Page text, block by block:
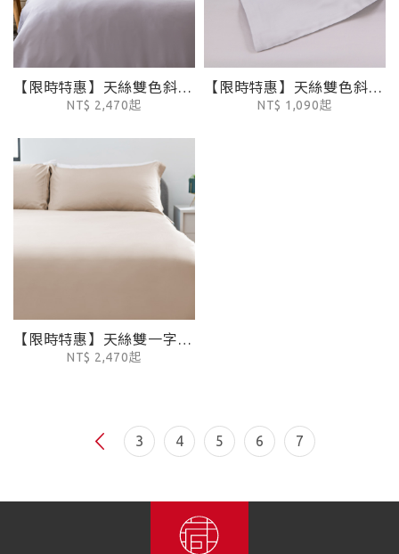
【限時特惠】天絲雙色斜拼接被套- 針葉藍
NT$ 2,470起
【限時特惠】天絲雙色斜拼接枕套2入 (灰/藍)
NT$ 1,090起
【限時特惠】天絲雙一字繡被套 - 卡其灰
NT$ 2,470起
3 4 5 6 7